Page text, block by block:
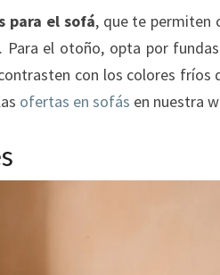
para el sofá, que te permiten
Para el otoño, opta por
con los colores fríos
ofertas en sofás en nuestra